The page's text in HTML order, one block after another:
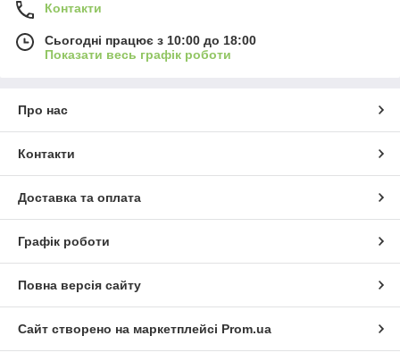
Контакти
Сьогодні працює з 10:00 до 18:00
Показати весь графік роботи
Про нас
Контакти
Доставка та оплата
Графік роботи
Повна версія сайту
Сайт створено на маркетплейсі Prom.ua